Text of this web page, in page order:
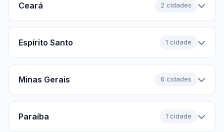
Ceará 2 cidades
Espírito Santo 1 cidade
Minas Gerais 6 cidades
Paraíba 1 cidade